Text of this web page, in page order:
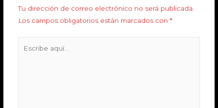
Tu dirección de correo electrónico no será publicada.
Los campos obligatorios están marcados con *